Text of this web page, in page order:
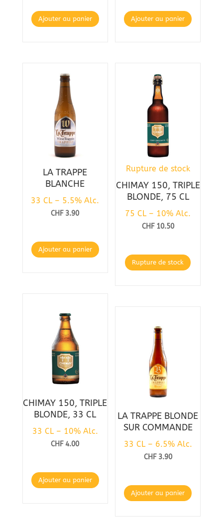
Ajouter au panier Ajouter au panier
LA TRAPPE
BLANCHE
33 CL – 5.5% Alc.
CHF3.90
Ajouter au panier
Rupture de stock
CHIMAY 150, TRIPLE
BLONDE, 75 CL
75 CL – 10% Alc.
CHF10.50
Rupture de stock
CHIMAY 150, TRIPLE
BLONDE, 33 CL
33 CL – 10% Alc.
CHF4.00
Ajouter au panier
LA TRAPPE BLONDE
SUR COMMANDE
33 CL – 6.5% Alc.
CHF3.90
Ajouter au panier